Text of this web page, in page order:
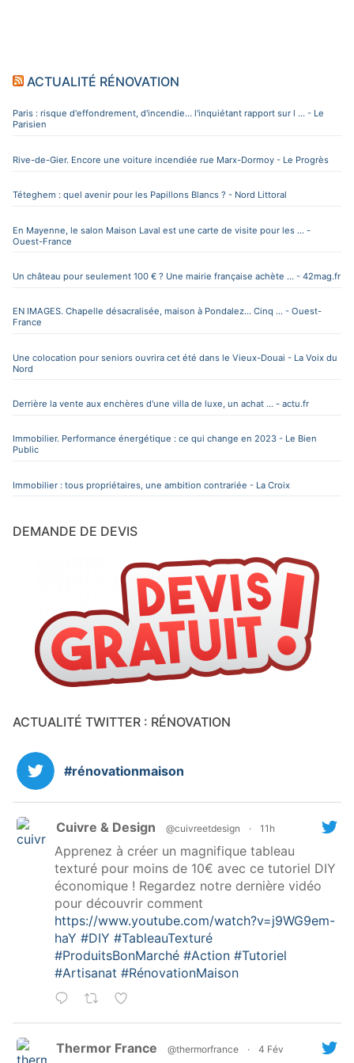
ACTUALITÉ RÉNOVATION
Paris : risque d'effondrement, d'incendie… l'inquiétant rapport sur l ... - Le
Parisien
Rive-de-Gier. Encore une voiture incendiée rue Marx-Dormoy - Le Progrès
Téteghem : quel avenir pour les Papillons Blancs ? - Nord Littoral
En Mayenne, le salon Maison Laval est une carte de visite pour les ... -
Ouest-France
Un château pour seulement 100 € ? Une mairie française achète ... - 42mag.fr
EN IMAGES. Chapelle désacralisée, maison à Pondalez… Cinq ... - Ouest-
France
Une colocation pour seniors ouvrira cet été dans le Vieux-Douai - La Voix du
Nord
Derrière la vente aux enchères d'une villa de luxe, un achat ... - actu.fr
Immobilier. Performance énergétique : ce qui change en 2023 - Le Bien
Public
Immobilier : tous propriétaires, une ambition contrariée - La Croix
DEMANDE DE DEVIS
ACTUALITÉ TWITTER : RÉNOVATION
#rénovationmaison
Cuivre & Design @cuivreetdesign · 11h
Apprenez à créer un magnifique tableau
texturé pour moins de 10€ avec ce tutoriel DIY
économique ! Regardez notre dernière vidéo
pour découvrir comment
https://www.youtube.com/watch?v=j9WG9em-
haY #DIY #TableauTexturé
#ProduitsBonMarché #Action #Tutoriel
#Artisanat #RénovationMaison
Thermor France @thermorfrance · 4 Fév